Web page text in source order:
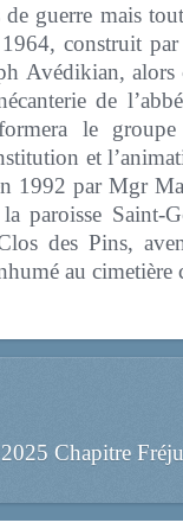
de guerre mais
construit
Avédikian,
de
le
et
1992 par Mgr
paroisse Saint-
des Pins,
au cimetière
Chapitre